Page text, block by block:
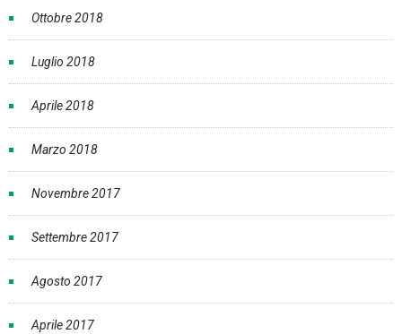
Ottobre 2018
Luglio 2018
Aprile 2018
Marzo 2018
Novembre 2017
Settembre 2017
Agosto 2017
Aprile 2017